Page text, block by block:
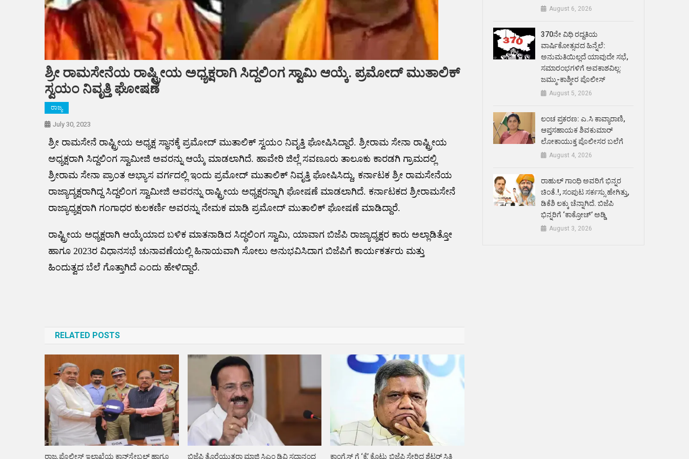
ಶ್ರೀ ರಾಮಸೇನೆಯ ರಾಷ್ಟ್ರೀಯ ಅಧ್ಯಕ್ಷರಾಗಿ ಸಿದ್ದಲಿಂಗ ಸ್ವಾಮಿ ಆಯ್ಕೆ. ಪ್ರಮೋದ್ ಮುತಾಲಿಕ್
ಸ್ವಯಂ ನಿವೃತ್ತಿ ಘೋಷಣೆ
ರಾಜ್ಯ
July 30, 2023
ಶ್ರೀ ರಾಮಸೇನೆ ರಾಷ್ಟ್ರೀಯ ಅಧ್ಯಕ್ಷ ಸ್ಥಾನಕ್ಕೆ ಪ್ರಮೋದ್ ಮುತಾಲಿಕ್ ಸ್ವಯಂ ನಿವೃತ್ತಿ ಘೋಷಿಸಿದ್ದಾರೆ. ಶ್ರೀರಾಮ ಸೇನಾ ರಾಷ್ಟ್ರೀಯ
ಅಧ್ಯಕ್ಷರಾಗಿ ಸಿದ್ದಲಿಂಗ ಸ್ವಾಮೀಜಿ ಅವರನ್ನು ಆಯ್ಕೆ ಮಾಡಲಾಗಿದೆ. ಹಾವೇರಿ ಜಿಲ್ಲೆ ಸವಣೂರು ತಾಲೂಕು ಕಾರಡಗಿ ಗ್ರಾಮದಲ್ಲಿ
ಶ್ರೀರಾಮ ಸೇನಾ ಪ್ರಾಂತ ಅಭ್ಯಾಸ ವರ್ಗದಲ್ಲಿ ಇಂದು ಪ್ರಮೋದ್ ಮುತಾಲಿಕ್ ನಿವೃತ್ತಿ ಘೋಷಿಸಿದ್ದು, ಕರ್ನಾಟಕ ಶ್ರೀ ರಾಮಸೇನೆಯ
ರಾಜ್ಯಾದ್ಯಕ್ಷರಾಗಿದ್ದ ಸಿದ್ದಲಿಂಗ ಸ್ವಾಮೀಜಿ ಅವರನ್ನು ರಾಷ್ಟ್ರೀಯ ಅಧ್ಯಕ್ಷರನ್ನಾಗಿ ಘೋಷಣೆ ಮಾಡಲಾಗಿದೆ. ಕರ್ನಾಟಕದ ಶ್ರೀರಾಮಸೇನೆ
ರಾಜ್ಯಾಧ್ಯಕ್ಷರಾಗಿ ಗಂಗಾಧರ ಕುಲಕರ್ಣಿ ಅವರನ್ನು ನೇಮಕ ಮಾಡಿ ಪ್ರಮೋದ್ ಮುತಾಲಿಕ್ ಘೋಷಣೆ ಮಾಡಿದ್ದಾರೆ.
ರಾಷ್ಟ್ರೀಯ ಅಧ್ಯಕ್ಷರಾಗಿ ಆಯ್ಕೆಯಾದ ಬಳಿಕ ಮಾತನಾಡಿದ ಸಿದ್ಧಲಿಂಗ ಸ್ವಾಮಿ, ಯಾವಾಗ ಬಿಜೆಪಿ ರಾಜ್ಯಾಧ್ಯಕ್ಷರ ಕಾರು ಅಲ್ಲಾಡಿತ್ತೋ
ಹಾಗೂ 2023ರ ವಿಧಾನಸಭೆ ಚುನಾವಣೆಯಲ್ಲಿ ಹಿನಾಯವಾಗಿ ಸೋಲು ಅನುಭವಿಸಿದಾಗ ಬಿಜೆಪಿಗೆ ಕಾರ್ಯಕರ್ತರು ಮತ್ತು
ಹಿಂದುತ್ವದ ಬೆಲೆ ಗೊತ್ತಾಗಿದೆ ಎಂದು ಹೇಳಿದ್ದಾರೆ.
RELATED POSTS
ರಾಜ್ಯ ಪೊಲೀಸ್ ಇಲಾಖೆಯ ಕಾನ್‌ಸ್ಟೇಬಲ್ ಹಾಗೂ ಬಿಜೆಪಿ ತೊರೆಯುತ್ತರಾ ಮಾಜಿ ಸಿಎಂ ಡಿವಿ ಸದಾನಂದ ಕಾಂಗ್ರೆಸ್ ಗೆ ‘ಕೈ’ ಕೊಟ್ಟು ಬಿಜೆಪಿ ಸೇರಿದ ಶೆಟ್ಟರ್ ಸ್ಥಿತಿ
August 6, 2026
370ನೇ ವಿಧಿ ರದ್ದತಿಯ
ವಾರ್ಷಿಕೋತ್ಸವದ ಹಿನ್ನೆಲೆ:
ಅನುಮತಿಯಿಲ್ಲದೆ ಯಾವುದೇ ಸಭೆ,
ಸಮಾರಂಭಗಳಿಗೆ ಅವಕಾಶವಿಲ್ಲ:
ಜಮ್ಮು-ಕಾಶ್ಮೀರ ಪೊಲೀಸ್
August 5, 2026
ಲಂಚ ಪ್ರಕರಣ: ಎ.ಸಿ ಕಾವ್ಯಾರಾಣಿ,
ಆಪ್ತಸಹಾಯಕ ಶಿವಕುಮಾರ್‌
ಲೋಕಾಯುಕ್ತ ಪೊಲೀಸರ ಬಲೆಗೆ
August 4, 2026
ರಾಹುಲ್ ಗಾಂಧಿ ಅವರಿಗೆ ಭಿನ್ನರ
ಚಿಂತೆ.!, ಸಂಪುಟ ಸರ್ಕಸ್ಸು ಹೇಗಿತ್ತು,
ಡಿಕೆಶಿ ಲಕ್ಕು ಚೆನ್ನಾಗಿದೆ. ಬಿಜೆಪಿ
ಭಿನ್ನರಿಗೆ ‘ಕಾಕ್ರೋಚ್’ ಅಡ್ಡಿ
August 3, 2026